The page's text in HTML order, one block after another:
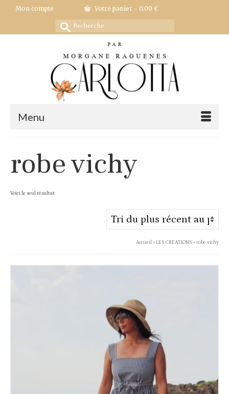
Mon compte Votre panier - 0.00 €
Rechercher :
Menu
robe vichy
Voici le seul résultat
Accueil»LES CREATIONS »robe vichy